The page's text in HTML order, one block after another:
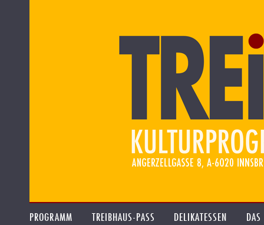
PROGRAMM TREIBHAUS-PASS DELIKATESSEN